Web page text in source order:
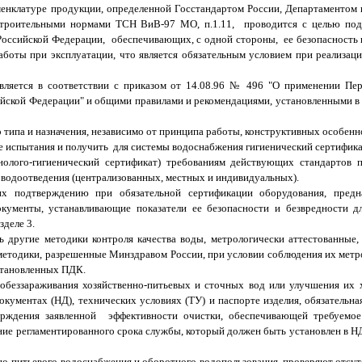
продукции, определенной Госстандартом России, Департаментом
нормами ТСН ВиВ-97 МО, п.1.11, проводится с целью
Федерации, обеспечивающих, с одной стороны, ее безопасность
при эксплуатации, что является обязательным условием при
в соответствии с приказом от 14.08.96 № 496 "О применении
Федерации" и общими правилами и рекомендациями, установленными
и назначения, независимо от принципа работы, конструктивных
и получить для системы водоснабжения гигиенический
гигиенический сертификат) требованиям действующих стандартов
(централизованных, местных и индивидуальных).
при обязательной сертификации оборудования,
устанавливающие показатели ее безопасности и безвредности
3.
методики контроля качества воды, метрологически
разрешенные Минздравом России, при условии соблюдения их
ПДК.
хозяйственно-питьевых и сточных вод или улучшения их
(НД), технических условиях (ТУ) и паспорте изделия,
заявленной эффективности очистки, обеспечивающей
регламентированного срока службы, который должен быть установлен в